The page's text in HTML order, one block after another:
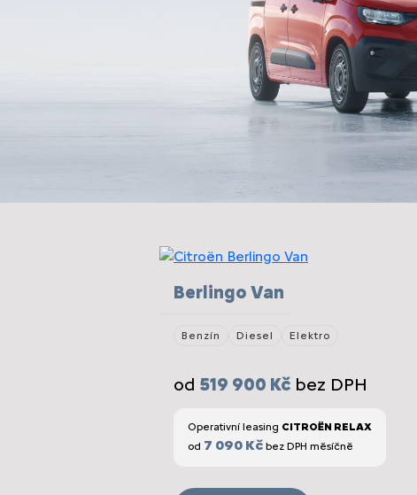
Berlingo Van
Benzín Diesel Elektro
od 519 900 Kč bez DPH
Operativní leasing CITROËN RELAX
od 7 090 Kč bez DPH měsíčně